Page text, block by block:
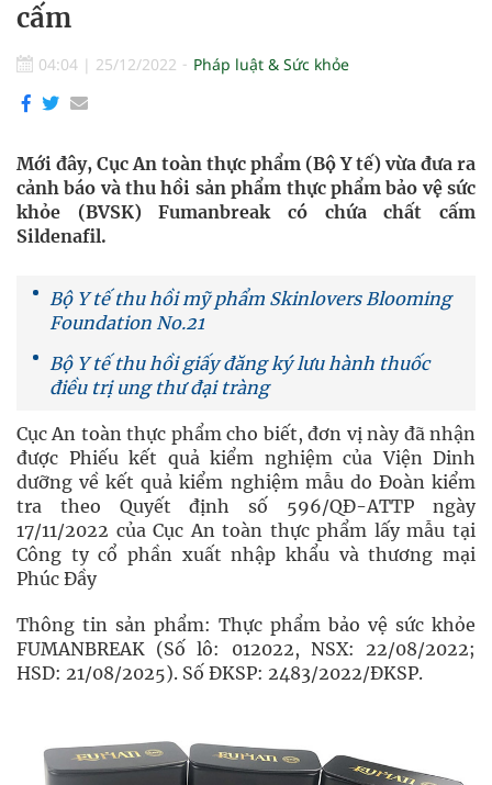
cấm
04:04 | 25/12/2022 Pháp luật & Sức khỏe
Mới đây, Cục An toàn thực phẩm (Bộ Y tế) vừa đưa ra
cảnh báo và thu hồi sản phẩm thực phẩm bảo vệ sức
khỏe (BVSK) Fumanbreak có chứa chất cấm
Sildenafil.
Bộ Y tế thu hồi mỹ phẩm Skinlovers Blooming
Foundation No.21
Bộ Y tế thu hồi giấy đăng ký lưu hành thuốc
điều trị ung thư đại tràng
Cục An toàn thực phẩm cho biết, đơn vị này đã nhận
được Phiếu kết quả kiểm nghiệm của Viện Dinh
dưỡng về kết quả kiểm nghiệm mẫu do Đoàn kiểm
tra theo Quyết định số 596/QĐ-ATTP ngày
17/11/2022 của Cục An toàn thực phẩm lấy mẫu tại
Công ty cổ phần xuất nhập khẩu và thương mại
Phúc Đầy
Thông tin sản phẩm: Thực phẩm bảo vệ sức khỏe
FUMANBREAK (Số lô: 012022, NSX: 22/08/2022;
HSD: 21/08/2025). Số ĐKSP: 2483/2022/ĐKSP.